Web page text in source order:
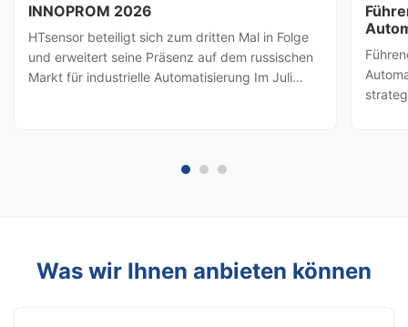
INNOPROM 2026
HTsensor beteiligt sich zum dritten Mal in Folge
und erweitert seine Präsenz auf dem russischen
Markt für industrielle Automatisierung Im Juli
Was wir Ihnen anbieten können